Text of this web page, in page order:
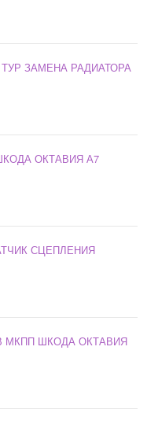
ЗАМЕНА РАДИАТОРА
ОКТАВИЯ А7
СЦЕПЛЕНИЯ
МКПП ШКОДА ОКТАВИЯ